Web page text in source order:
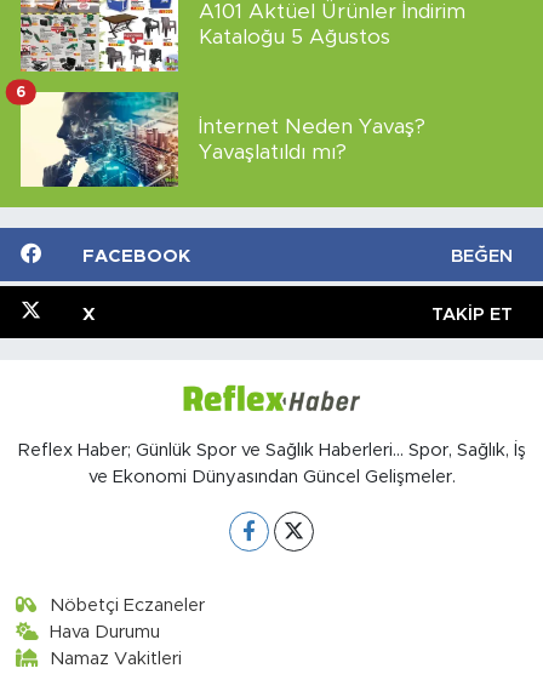
A101 Aktüel Ürünler İndirim
Kataloğu 5 Ağustos
İnternet Neden Yavaş?
Yavaşlatıldı mı?
6
FACEBOOK BEĞEN
X TAKIP ET
Reflex Haber; Günlük Spor ve Sağlık Haberleri... Spor, Sağlık, İş
ve Ekonomi Dünyasından Güncel Gelişmeler.
Nöbetçi Eczaneler
Hava Durumu
Namaz Vakitleri